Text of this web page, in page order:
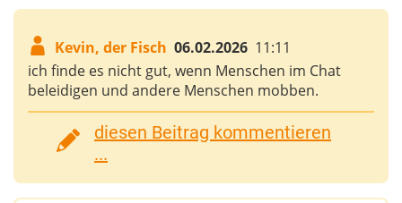
Kevin, der Fisch 06.02.2026 11:11
ich finde es nicht gut, wenn Menschen im Chat
beleidigen und andere Menschen mobben.
diesen Beitrag kommentieren
...